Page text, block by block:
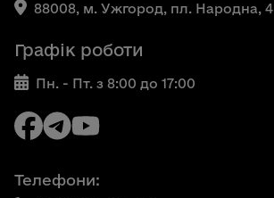
88008, м. Ужгород, пл. Народна, 4
Графік роботи
Пн. - Пт. з 8:00 до 17:00
Телефони: